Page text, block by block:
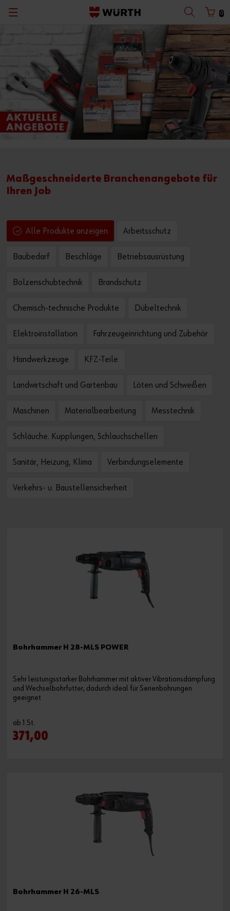
0
Maßgeschneiderte Branchenangebote für
Ihren Job
Alle Produkte anzeigen Arbeitsschutz
Baubedarf Beschläge Betriebsausrüstung
Bolzenschubtechnik Brandschutz
Chemisch-technische Produkte Dübeltechnik
Elektroinstallation Fahrzeugeinrichtung und Zubehör
Handwerkzeuge KFZ-Teile
Landwirtschaft und Gartenbau Löten und Schweißen
Maschinen Materialbearbeitung Messtechnik
Schläuche. Kupplungen, Schlauchschellen
Sanitär, Heizung, Klima Verbindungselemente
Verkehrs- u. Baustellensicherheit
Bohrhammer H 28-MLS POWER
Sehr leistungsstarker Bohrhammer mit aktiver Vibrationsdämpfung
und Wechselbohrfutter, dadurch ideal für Serienbohrungen
geeignet
ab 1 St.
371,00
Bohrhammer H 26-MLS